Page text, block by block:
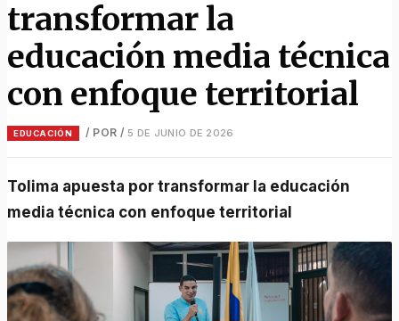
transformar la
educación media técnica
con enfoque territorial
EDUCACIÓN / POR /5 DE JUNIO DE 2026
Tolima apuesta por transformar la educación
media técnica con enfoque territorial